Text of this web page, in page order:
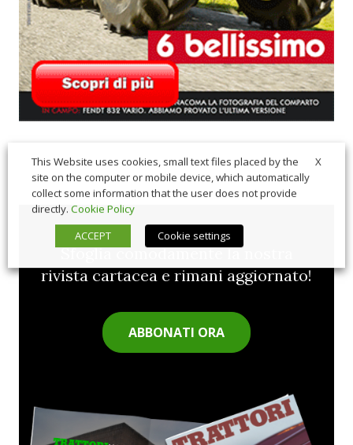
Sfoglia comodamente la nostra
rivista cartacea e rimani aggiornato!
ABBONATI ORA
X
This Website uses cookies, small text files placed by the
site on the computer or mobile device, which automatically
collect some information that the user does not provide
directly. Cookie Policy
ACCEPT
Cookie settings